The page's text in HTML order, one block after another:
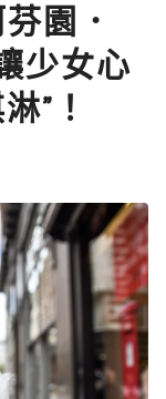
園．
少女心
”！